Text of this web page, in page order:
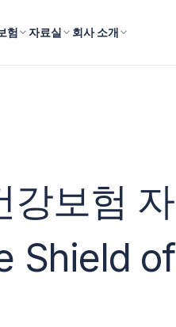
험 자료실 회사 소개
강보험 자
Shield of